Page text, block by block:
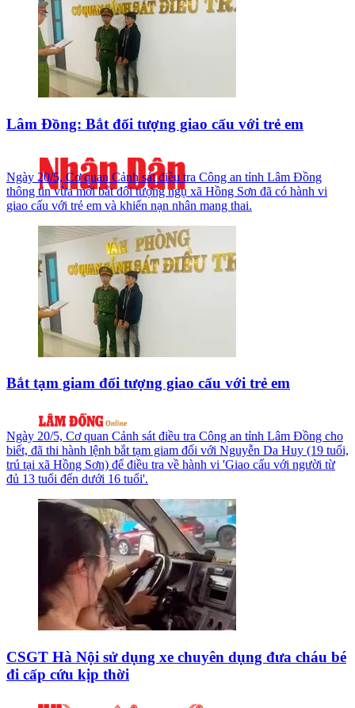
Lâm Đồng: Bắt đối tượng giao cấu với trẻ em
Ngày 20/5, Cơ quan Cảnh sát điều tra Công an tỉnh Lâm Đồng
thông tin vừa mới bắt đối tượng ngụ xã Hồng Sơn đã có hành vi
giao cấu với trẻ em và khiến nạn nhân mang thai.
Bắt tạm giam đối tượng giao cấu với trẻ em
Ngày 20/5, Cơ quan Cảnh sát điều tra Công an tỉnh Lâm Đồng cho
biết, đã thi hành lệnh bắt tạm giam đối với Nguyễn Da Huy (19 tuổi,
trú tại xã Hồng Sơn) để điều tra về hành vi 'Giao cấu với người từ
đủ 13 tuổi đến dưới 16 tuổi'.
CSGT Hà Nội sử dụng xe chuyên dụng đưa cháu bé
đi cấp cứu kịp thời